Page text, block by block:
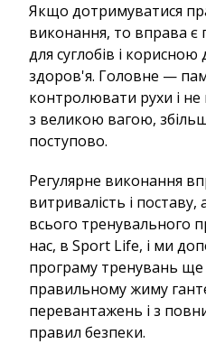
Якщо дотримуватися
виконання, то вправа є
для суглобів і корисною
здоров'я. Головне —
контролювати рухи і
з великою вагою,
поступово.
Регулярне виконання
витривалість і
всього тренувального
нас, в Sport Life, і ми
програму тренувань
правильному жиму
перевантажень і з
правил безпеки.